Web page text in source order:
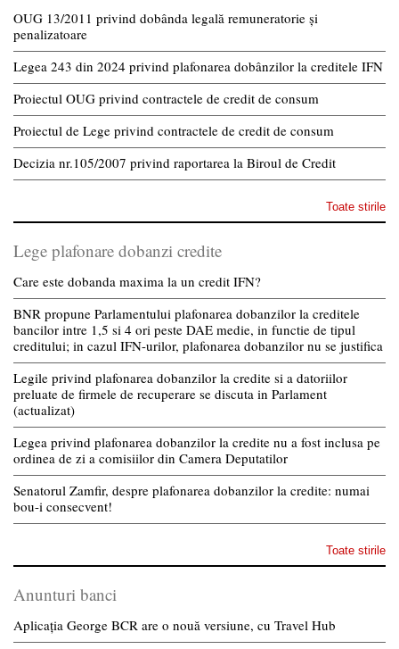
OUG 13/2011 privind dobânda legală remuneratorie și
penalizatoare
Legea 243 din 2024 privind plafonarea dobânzilor la creditele IFN
Proiectul OUG privind contractele de credit de consum
Proiectul de Lege privind contractele de credit de consum
Decizia nr.105/2007 privind raportarea la Biroul de Credit
Toate stirile
Lege plafonare dobanzi credite
Care este dobanda maxima la un credit IFN?
BNR propune Parlamentului plafonarea dobanzilor la creditele
bancilor intre 1,5 si 4 ori peste DAE medie, in functie de tipul
creditului; in cazul IFN-urilor, plafonarea dobanzilor nu se justifica
Legile privind plafonarea dobanzilor la credite si a datoriilor
preluate de firmele de recuperare se discuta in Parlament
(actualizat)
Legea privind plafonarea dobanzilor la credite nu a fost inclusa pe
ordinea de zi a comisiilor din Camera Deputatilor
Senatorul Zamfir, despre plafonarea dobanzilor la credite: numai
bou-i consecvent!
Toate stirile
Anunturi banci
Aplicația George BCR are o nouă versiune, cu Travel Hub